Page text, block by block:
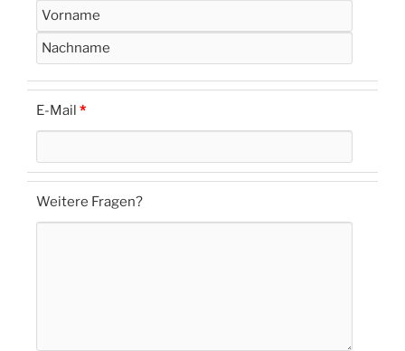
E-Mail *
Weitere Fragen?